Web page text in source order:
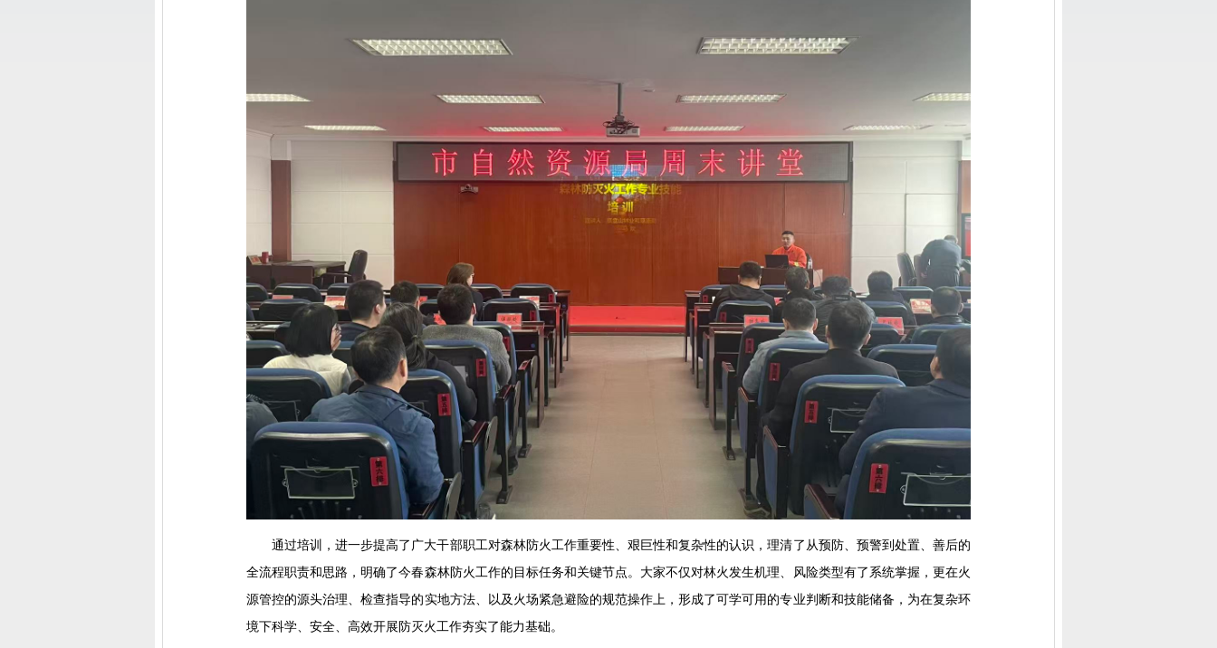
通过培训，进一步提高了广大干部职工对森林防火工作重要性、艰巨性和复杂性的认识，理清了从预防、预警到处置、善后的
全流程职责和思路，明确了今春森林防火工作的目标任务和关键节点。大家不仅对林火发生机理、风险类型有了系统掌握，更在火
源管控的源头治理、检查指导的实地方法、以及火场紧急避险的规范操作上，形成了可学可用的专业判断和技能储备，为在复杂环
境下科学、安全、高效开展防灭火工作夯实了能力基础。